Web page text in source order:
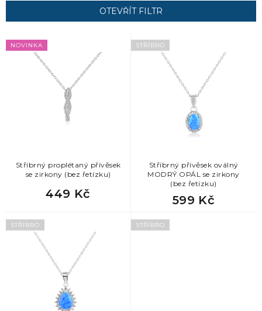
r
d
OTEVŘÍT FILTR
V
ýNOVINKA
Stříbrný proplétaný přívěsek
se zirkony (bez řetízku)
449 Kč
STŘÍBRO
Stříbrný přívěsek oválný
MODRÝ OPÁL se zirkony
(bez řetízku)
599 Kč
STŘÍBRO STŘÍBRO